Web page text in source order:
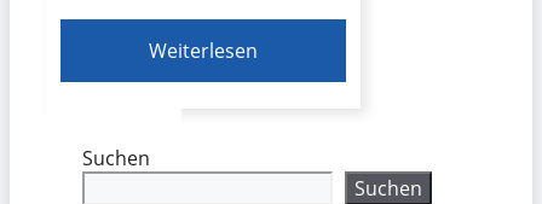
Weiterlesen
Suchen
Suchen